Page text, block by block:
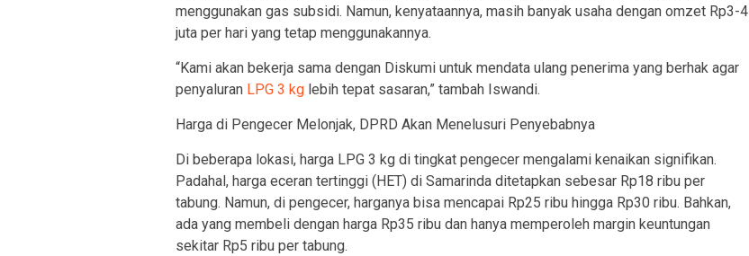
menggunakan gas subsidi. Namun, kenyataannya, masih banyak usaha dengan omzet Rp3-4
juta per hari yang tetap menggunakannya.
“Kami akan bekerja sama dengan Diskumi untuk mendata ulang penerima yang berhak agar
penyaluran LPG 3 kg lebih tepat sasaran,” tambah Iswandi.
Harga di Pengecer Melonjak, DPRD Akan Menelusuri Penyebabnya
Di beberapa lokasi, harga LPG 3 kg di tingkat pengecer mengalami kenaikan signifikan.
Padahal, harga eceran tertinggi (HET) di Samarinda ditetapkan sebesar Rp18 ribu per
tabung. Namun, di pengecer, harganya bisa mencapai Rp25 ribu hingga Rp30 ribu. Bahkan,
ada yang membeli dengan harga Rp35 ribu dan hanya memperoleh margin keuntungan
sekitar Rp5 ribu per tabung.